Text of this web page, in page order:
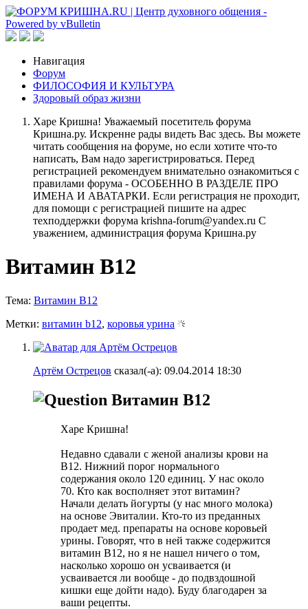
Навигация
Форум
ФИЛОСОФИЯ И КУЛЬТУРА
Здоровый образ жизни
Харе Кришна! Уважаемый посетитель форума
Кришна.ру. Искренне рады видеть Вас здесь. Вы можете
читать сообщения на форуме, но если хотите что-то
написать, Вам надо зарегистрироваться. Перед
регистрацией рекомендуем внимательно ознакомиться с
правилами форума - ОСОБЕННО В РАЗДЕЛЕ ПРО
ИМЕНА И АВАТАРКИ. Если регистрация не проходит,
для помощи с регистрацией пишите на адрес
техподдержки форума krishna-forum@yandex.ru С
уважением, администрация форума Кришна.ру
Витамин B12
Тема: Витамин B12
Метки: витамин b12, коровья урина
Артём Острецов сказал(-а): 09.04.2014 18:30
Витамин B12
Харе Кришна!
Недавно сдавали с женой анализы крови на
B12. Нижний порог нормального
содержания около 120 единиц. У нас около
70. Кто как восполняет этот витамин?
Начали делать йогурты (у нас много молока)
на основе Эвиталии. Кто-то из преданных
продает мед. препараты на основе коровьей
урины. Говорят, что в ней также содержится
витамин B12, но я не нашел ничего о том,
насколько хорошо он усваивается (и
усваивается ли вообще - до подвздошной
кишки еще дойти надо). Буду благодарен за
ваши рецепты.